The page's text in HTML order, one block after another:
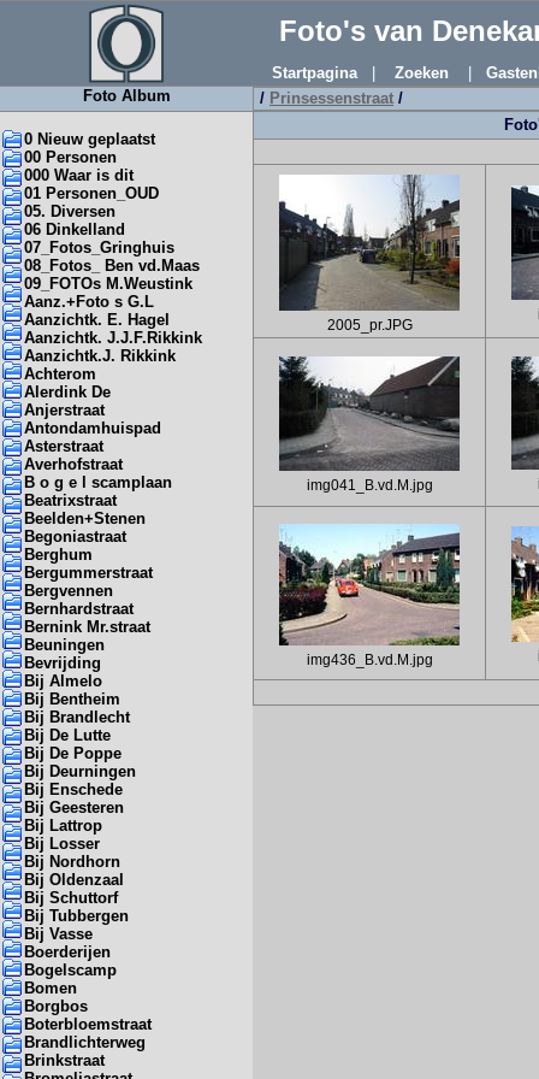
Foto's van
Startpagina| Zoeken
Foto Album
0 Nieuw geplaatst
00 Personen
000 Waar is dit
01 Personen_OUD
05. Diversen
06 Dinkelland
07_Fotos_Gringhuis
08_Fotos_ Ben vd.Maas
09_FOTOs M.Weustink
Aanz.+Foto s G.L
Aanzichtk. E. Hagel
Aanzichtk. J.J.F.Rikkink
Aanzichtk.J. Rikkink
Achterom
Alerdink De
Anjerstraat
Antondamhuispad
Asterstraat
Averhofstraat
B o g e l scamplaan
Beatrixstraat
Beelden+Stenen
Begoniastraat
Berghum
Bergummerstraat
Bergvennen
Bernhardstraat
Bernink Mr.straat
Beuningen
Bevrijding
Bij Almelo
Bij Bentheim
Bij Brandlecht
Bij De Lutte
Bij De Poppe
Bij Deurningen
Bij Enschede
Bij Geesteren
Bij Lattrop
Bij Losser
Bij Nordhorn
Bij Oldenzaal
Bij Schuttorf
Bij Tubbergen
Bij Vasse
Boerderijen
Bogelscamp
Bomen
Borgbos
Boterbloemstraat
Brandlichterweg
Brinkstraat
/ Prinsessenstraat /
2005_pr.JPG
img041_B.vd.M.jpg
img436_B.vd.M.jpg